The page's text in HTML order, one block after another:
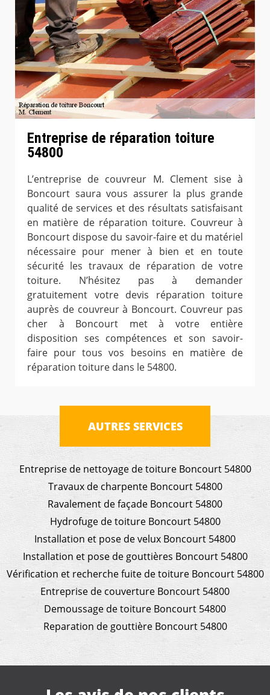
Entreprise de réparation toiture
54800
L’entreprise de couvreur M. Clement sise à
Boncourt saura vous assurer la plus grande
qualité de services et des résultats satisfaisant
en matière de réparation toiture. Couvreur à
Boncourt dispose du savoir-faire et du matériel
nécessaire pour mener à bien et en toute
sécurité les travaux de réparation de votre
toiture. N’hésitez pas à demander
gratuitement votre devis réparation toiture
auprès de couvreur à Boncourt. Couvreur pas
cher à Boncourt met à votre entière
disposition ses compétences et son savoir-
faire pour tous vos besoins en matière de
réparation toiture dans le 54800.
AUTRES SERVICES
Entreprise de nettoyage de toiture Boncourt 54800
Travaux de charpente Boncourt 54800
Ravalement de façade Boncourt 54800
Hydrofuge de toiture Boncourt 54800
Installation et pose de velux Boncourt 54800
Installation et pose de gouttières Boncourt 54800
Vérification et recherche fuite de toiture Boncourt 54800
Entreprise de couverture Boncourt 54800
Demoussage de toiture Boncourt 54800
Reparation de gouttière Boncourt 54800